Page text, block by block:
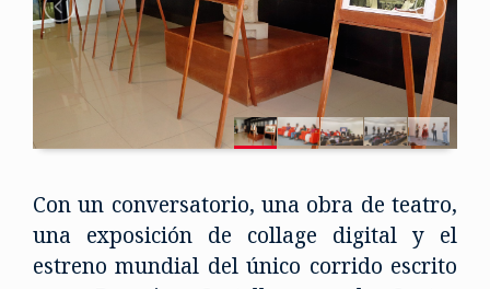
Con un conversatorio, una obra de teatro,
una exposición de collage digital y el
estreno mundial del único corrido escrito